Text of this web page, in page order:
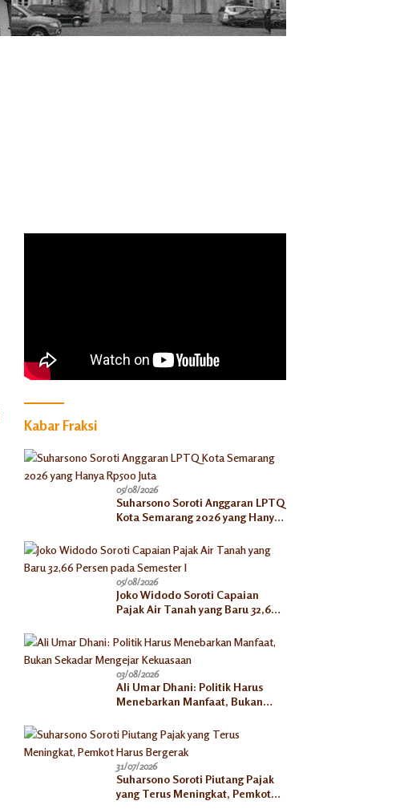
Kabar Fraksi
05/08/2026
Suharsono Soroti Anggaran LPTQ
Kota Semarang 2026 yang Hanya
05/08/2026
Joko Widodo Soroti Capaian
Pajak Air Tanah yang Baru 32,66
03/08/2026
Ali Umar Dhani: Politik Harus
Menebarkan Manfaat, Bukan
31/07/2026
Suharsono Soroti Piutang Pajak
yang Terus Meningkat, Pemkot